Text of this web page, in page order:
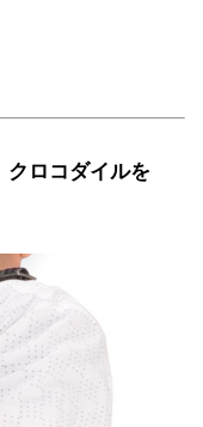
クロコダイルを